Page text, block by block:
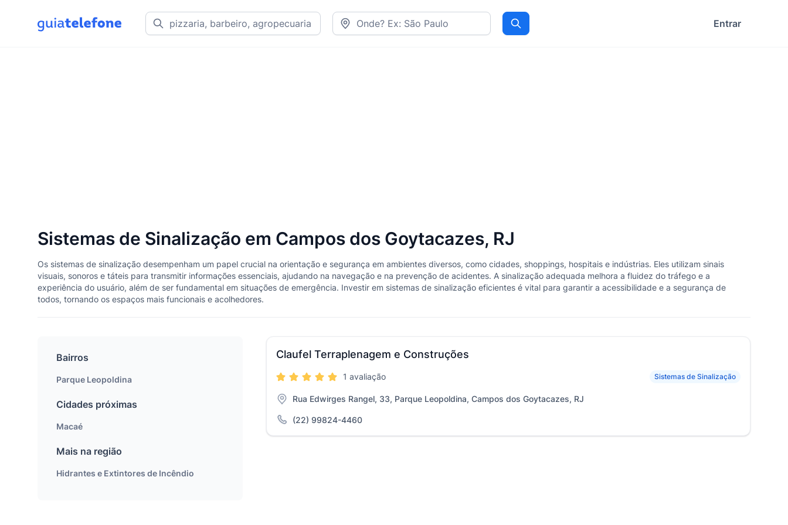
Procurar Entrar
Sistemas de Sinalização em Campos dos Goytacazes, RJ
Os sistemas de sinalização desempenham um papel crucial na orientação e segurança em ambientes diversos, como cidades, shoppings, hospitais e indústrias. Eles utilizam sinais
visuais, sonoros e táteis para transmitir informações essenciais, ajudando na navegação e na prevenção de acidentes. A sinalização adequada melhora a fluidez do tráfego e a
experiência do usuário, além de ser fundamental em situações de emergência. Investir em sistemas de sinalização eficientes é vital para garantir a acessibilidade e a segurança de
todos, tornando os espaços mais funcionais e acolhedores.
Claufel Terraplenagem e Construções
Sistemas de Sinalização
1 avaliação
Rua Edwirges Rangel, 33, Parque Leopoldina, Campos dos Goytacazes, RJ
(22) 99824-4460
Bairros
Parque Leopoldina
Cidades próximas
Macaé
Mais na região
Hidrantes e Extintores de Incêndio